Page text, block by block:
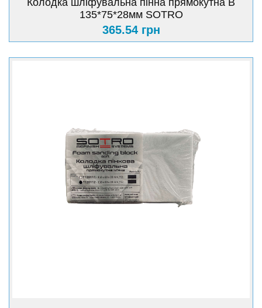
Колодка шліфувальна пінна прямокутна B
135*75*28мм SOTRO
365.54 грн